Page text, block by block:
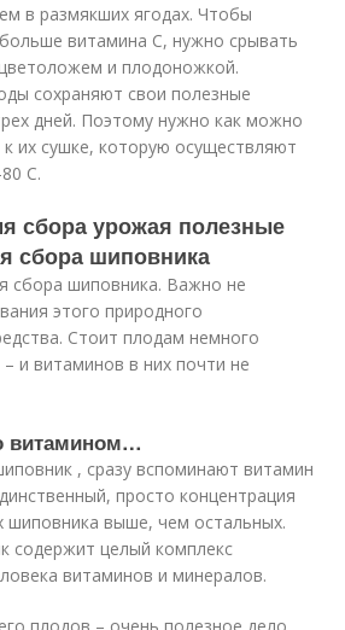
в размякших ягодах. Чтобы
витамина С, нужно срывать
и плодоножкой.
сохраняют свои полезные
дней. Поэтому нужно как можно
к их сушке, которую осуществляют
С.
сбора урожая полезные
сбора шиповника
сбора шиповника. Важно не
этого природного
Стоит плодам немного
– и витаминов в них почти не
витамином…
, сразу вспоминают витамин
просто концентрация
шиповника выше, чем остальных.
содержит целый комплекс
витаминов и минералов.